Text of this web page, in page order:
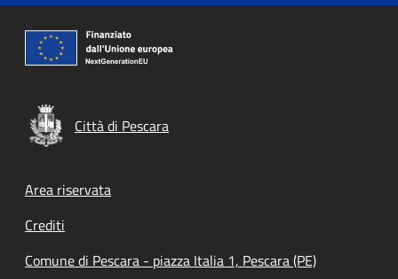
Città di Pescara
Footer menu
Area riservata
Crediti
Comune di Pescara - piazza Italia 1, Pescara (PE)